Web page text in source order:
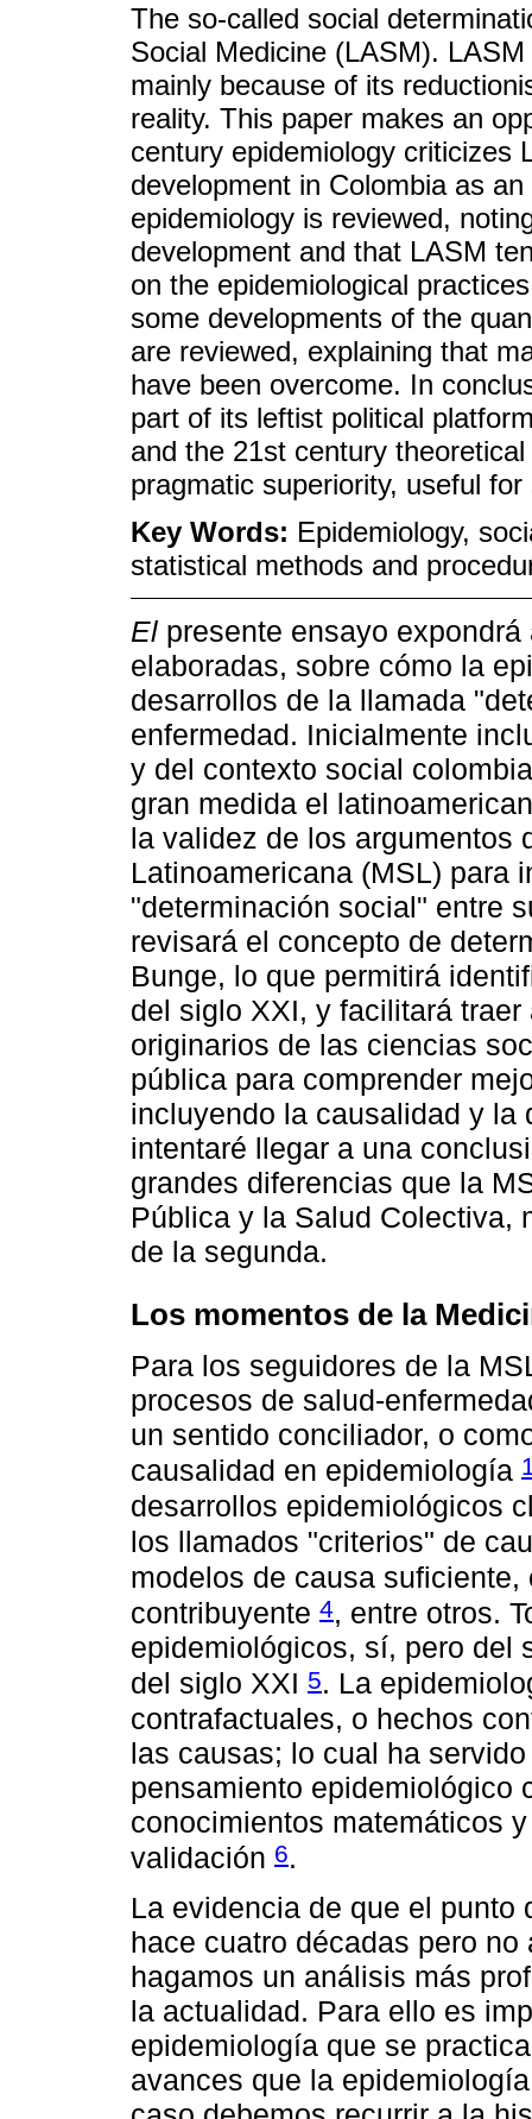
The so-called social
Social Medicine (LASM).
mainly because of its
reality. This paper makes an
century epidemiology criticizes
development in Colombia as
epidemiology is reviewed,
development and that LASM
on the epidemiological
some developments of the
are reviewed, explaining that
have been overcome. In
part of its leftist political
and the 21st century
pragmatic superiority, useful
Key Words: Epidemiology,
statistical methods and
El presente ensayo
elaboradas, sobre cómo la
desarrollos de la llamada
enfermedad. Inicialmente
y del contexto social
gran medida el
la validez de los argumentos
Latinoamericana (MSL) para
"determinación social" entre
revisará el concepto de
Bunge, lo que permitirá
del siglo XXI, y facilitará
originarios de las ciencias
pública para comprender
incluyendo la causalidad y la
intentaré llegar a una
grandes diferencias que la
Pública y la Salud Colectiva,
de la segunda.
Los momentos de la
Para los seguidores de la
procesos de salud-
un sentido conciliador, o
causalidad en epidemiología
desarrollos epidemiológicos
los llamados "criterios" de
modelos de causa
contribuyente 4, entre otros.
epidemiológicos, sí, pero del
del siglo XXI 5. La
contrafactuales, o hechos
las causas; lo cual ha
pensamiento epidemiológico
conocimientos matemáticos
validación 6.
La evidencia de que el punto
hace cuatro décadas pero
hagamos un análisis más
la actualidad. Para ello es
epidemiología que se
avances que la